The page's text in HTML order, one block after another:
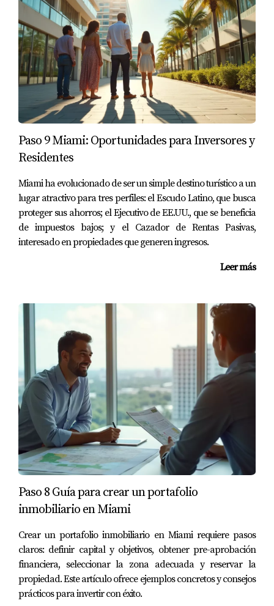
¿Es seguro invertir en el mercado
inmobiliario de Miami?
A pesar de las fluctuaciones del mercado, la tendencia
general es positiva. Los precios han mostrado estabilidad
y crecimiento durante varios años.
¿Qué tipos de propiedades son las más
Apartamentos y condominios en áreas céntricas son muy
transporte suelen tener mayor demanda.
¿Cómo puedo empezar a invertir en bienes
raíces en Miami?
Es recomendable investigar el mercado local, conectarse
con agentes inmobiliarios y considerar tus objetivos
"Si quieres saber más sobre cómo invertir,
estoy aquí para ayudarte con información
personalizada."
Mariana Romero es una experta confiable en inversiones
inmobiliarias en Miami. Con experiencia práctica y un
profundo conocimiento del mercado local, puedo
ayudarte a encontrar las mejores oportunidades para ti.
No dudes en contactarme si tienes alguna pregunta o
necesitas orientación específica sobre inversiones en esta
emocionante ciudad.
Paso 9 Miami: Oportunidades para Inversores y
Residentes
Miami ha evolucionado de ser un simple destino turístico a un
lugar atractivo para tres perfiles: el Escudo Latino, que busca
proteger sus ahorros; el Ejecutivo de EE.UU., que se beneficia
de impuestos bajos; y el Cazador de Rentas Pasivas,
interesado en propiedades que generen ingresos.
Leer más
Paso 8 Guía para crear un portafolio
inmobiliario en Miami
Crear un portafolio inmobiliario en Miami requiere pasos
claros: definir capital y objetivos, obtener pre-aprobación
financiera, seleccionar la zona adecuada y reservar la
propiedad. Este artículo ofrece ejemplos concretos y consejos
prácticos para invertir con éxito.